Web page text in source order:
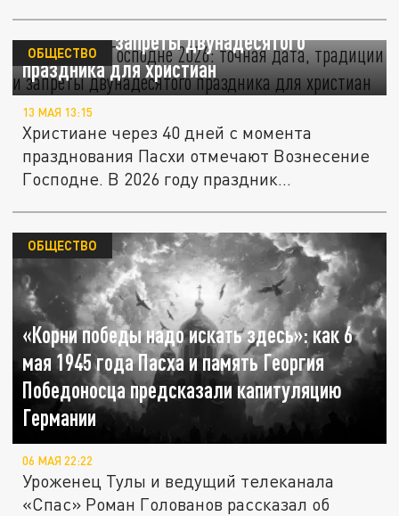
Вознесение Господне 2026: точная дата,
традиции и запреты двунадесятого
праздника для христиан
ОБЩЕСТВО
13 МАЯ 13:15
Христиане через 40 дней с момента
празднования Пасхи отмечают Вознесение
Господне. В 2026 году праздник...
«Корни победы надо искать здесь»: как 6
мая 1945 года Пасха и память Георгия
Победоносца предсказали капитуляцию
Германии
ОБЩЕСТВО
06 МАЯ 22:22
Уроженец Тулы и ведущий телеканала
«Спас» Роман Голованов рассказал об